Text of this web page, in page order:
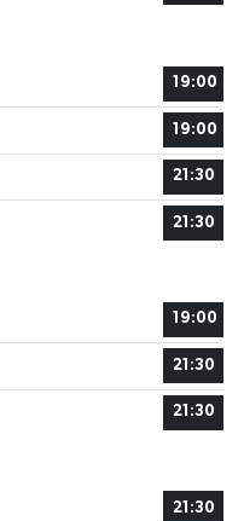
19:00
19:00
21:30
21:30
19:00
21:30
21:30
21:30